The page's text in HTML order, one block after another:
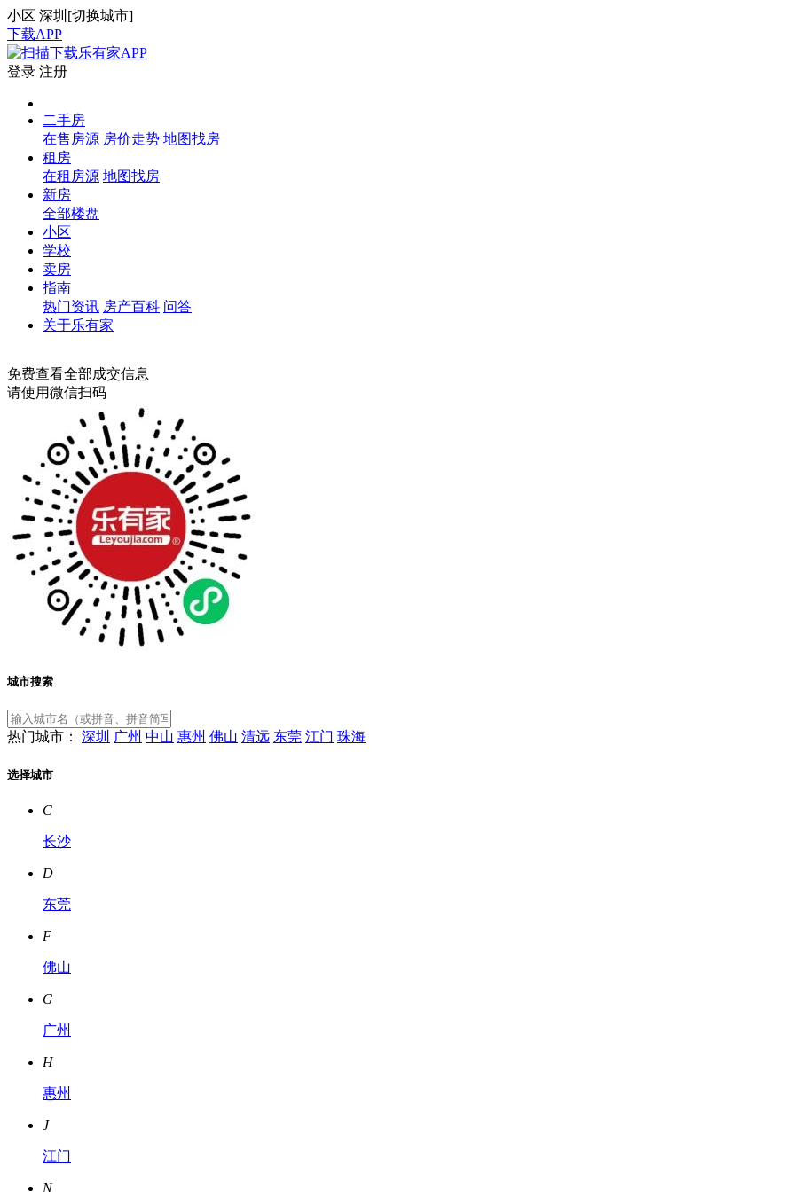
小区 深圳[切换城市]
下载APP
登录 注册
二手房
在售房源 房价走势 地图找房
租房
在租房源 地图找房
新房
全部楼盘
小区
学校
卖房
指南
热门资讯 房产百科 问答
关于乐有家
免费查看全部成交信息
请使用微信扫码
城市搜索
热门城市： 深圳 广州 中山 惠州 佛山 清远 东莞 江门 珠海
选择城市
C
长沙
D
东莞
F
佛山
G
广州
H
惠州
J
江门
N